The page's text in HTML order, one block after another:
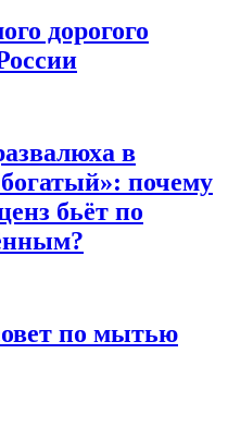
дорогого
в
почему
бьёт по
по мытью